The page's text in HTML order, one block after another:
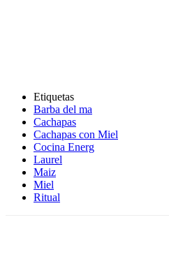
Etiquetas
Barba del ma
Cachapas
Cachapas con Miel
Cocina Energ
Laurel
Maiz
Miel
Ritual